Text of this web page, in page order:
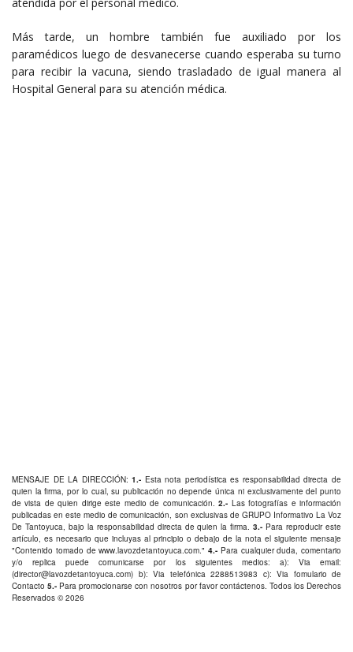
Más tarde, un hombre también fue auxiliado por los
paramédicos luego de desvanecerse cuando esperaba su turno
para recibir la vacuna, siendo trasladado de igual manera al
Hospital General para su atención médica.
MENSAJE DE LA DIRECCIÓN:1.- Esta nota periodística es responsabilidad directa de
quien la firma, por lo cual, su publicación no depende única ni exclusivamente del punto
de vista de quien dirige este medio de comunicación.2.- Las fotografías e información
publicadas en este medio de comunicación, son exclusivas de GRUPO Informativo La Voz
De Tantoyuca, bajo la responsabilidad directa de quien la firma.3.- Para reproducir este
artículo, es necesario que incluyas al principio o debajo de la nota el siguiente mensaje
"Contenido tomado dewww.lavozdetantoyuca.com." 4.- Para cualquier duda, comentario
y/o replica puede comunicarse por los siguientes medios: a): Via email:
(director@lavozdetantoyuca.com) b): Via telefónica 2288513983 c): Via fomulario de
Contacto 5.- Para promocionarse con nosotros por favorcontáctenos. Todos los Derechos
Reservados © 2026